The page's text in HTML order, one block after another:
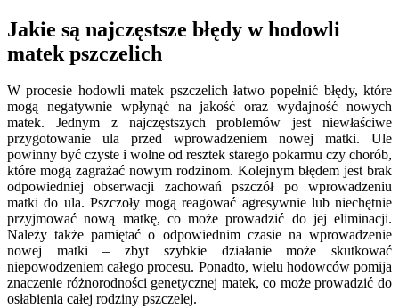
Jakie są najczęstsze błędy w hodowli
matek pszczelich
W procesie hodowli matek pszczelich łatwo popełnić błędy, które
mogą negatywnie wpłynąć na jakość oraz wydajność nowych
matek. Jednym z najczęstszych problemów jest niewłaściwe
przygotowanie ula przed wprowadzeniem nowej matki. Ule
powinny być czyste i wolne od resztek starego pokarmu czy chorób,
które mogą zagrażać nowym rodzinom. Kolejnym błędem jest brak
odpowiedniej obserwacji zachowań pszczół po wprowadzeniu
matki do ula. Pszczoły mogą reagować agresywnie lub niechętnie
przyjmować nową matkę, co może prowadzić do jej eliminacji.
Należy także pamiętać o odpowiednim czasie na wprowadzenie
nowej matki – zbyt szybkie działanie może skutkować
niepowodzeniem całego procesu. Ponadto, wielu hodowców pomija
znaczenie różnorodności genetycznej matek, co może prowadzić do
osłabienia całej rodziny pszczelej.